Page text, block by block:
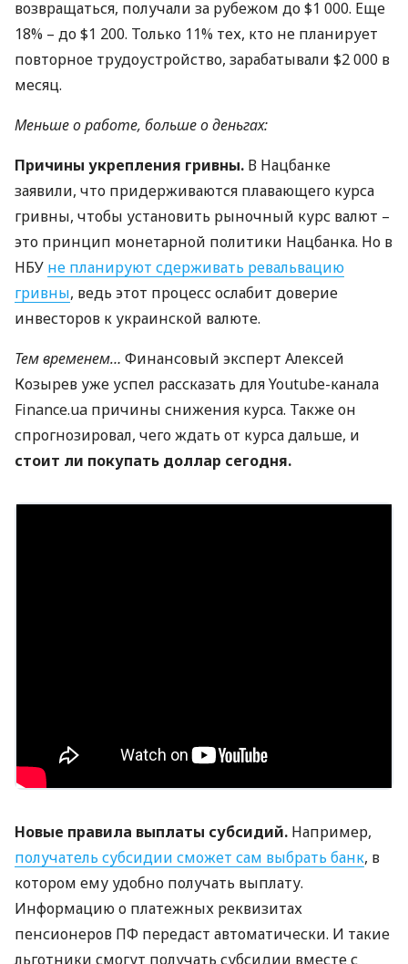
возвращаться, получали за рубежом до $1 000. Еще
18% – до $1 200. Только 11% тех, кто не планирует
повторное трудоустройство, зарабатывали $2 000 в
месяц.
Меньше о работе, больше о деньгах:
Причины укрепления гривны. В Нацбанке
заявили, что придерживаются плавающего курса
гривны, чтобы установить рыночный курс валют –
это принцип монетарной политики Нацбанка. Но в
НБУ не планируют сдерживать ревальвацию
гривны, ведь этот процесс ослабит доверие
инвесторов к украинской валюте.
Тем временем… Финансовый эксперт Алексей
Козырев уже успел рассказать для Youtube-канала
Finance.ua причины снижения курса. Также он
спрогнозировал, чего ждать от курса дальше, и
стоит ли покупать доллар сегодня.
Новые правила выплаты субсидий. Например,
получатель субсидии сможет сам выбрать банк, в
котором ему удобно получать выплату.
Информацию о платежных реквизитах
пенсионеров ПФ передаст автоматически. И такие
льготники смогут получать субсидии вместе с